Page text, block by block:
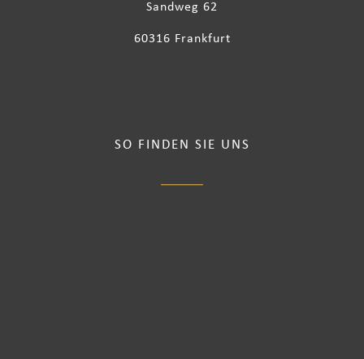
Sandweg 62
60316 Frankfurt
SO FINDEN SIE UNS